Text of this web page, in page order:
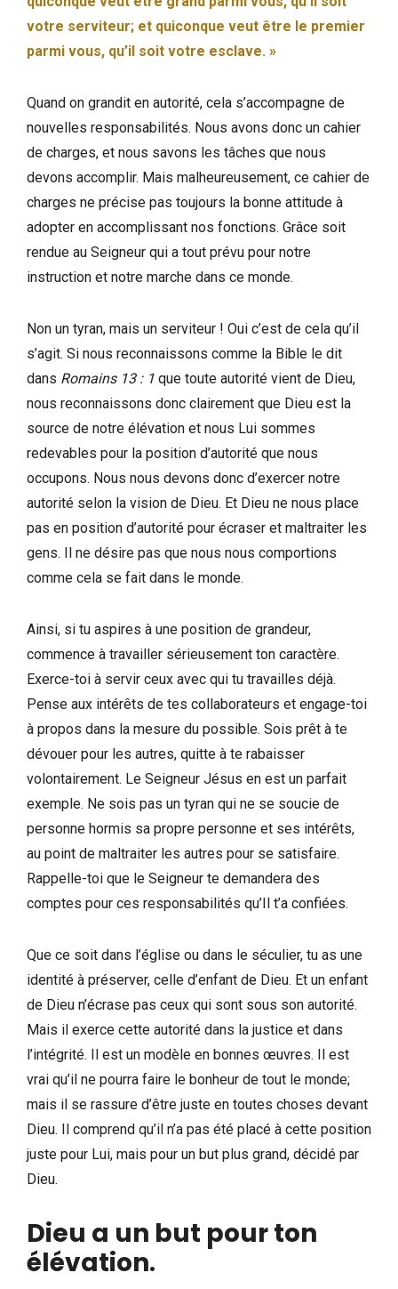
votre serviteur; et quiconque veut être le premier
parmi vous, qu’il soit votre esclave. »
Quand on grandit en autorité, cela s’accompagne de
nouvelles responsabilités. Nous avons donc un cahier
de charges, et nous savons les tâches que nous
devons accomplir. Mais malheureusement, ce cahier de
charges ne précise pas toujours la bonne attitude à
adopter en accomplissant nos fonctions. Grâce soit
rendue au Seigneur qui a tout prévu pour notre
instruction et notre marche dans ce monde.
Non un tyran, mais un serviteur ! Oui c’est de cela qu’il
s’agit. Si nous reconnaissons comme la Bible le dit
dans Romains 13 : 1 que toute autorité vient de Dieu,
nous reconnaissons donc clairement que Dieu est la
source de notre élévation et nous Lui sommes
redevables pour la position d’autorité que nous
occupons. Nous nous devons donc d’exercer notre
autorité selon la vision de Dieu. Et Dieu ne nous place
pas en position d’autorité pour écraser et maltraiter les
gens. Il ne désire pas que nous nous comportions
comme cela se fait dans le monde.
Ainsi, si tu aspires à une position de grandeur,
commence à travailler sérieusement ton caractère.
Exerce-toi à servir ceux avec qui tu travailles déjà.
Pense aux intérêts de tes collaborateurs et engage-toi
à propos dans la mesure du possible. Sois prêt à te
dévouer pour les autres, quitte à te rabaisser
volontairement. Le Seigneur Jésus en est un parfait
exemple. Ne sois pas un tyran qui ne se soucie de
personne hormis sa propre personne et ses intérêts,
au point de maltraiter les autres pour se satisfaire.
Rappelle-toi que le Seigneur te demandera des
comptes pour ces responsabilités qu’Il t’a confiées.
Que ce soit dans l’église ou dans le séculier, tu as une
identité à préserver, celle d’enfant de Dieu. Et un enfant
de Dieu n’écrase pas ceux qui sont sous son autorité.
Mais il exerce cette autorité dans la justice et dans
l’intégrité. Il est un modèle en bonnes œuvres. Il est
vrai qu’il ne pourra faire le bonheur de tout le monde;
mais il se rassure d’être juste en toutes choses devant
Dieu. Il comprend qu’il n’a pas été placé à cette position
juste pour Lui, mais pour un but plus grand, décidé par
Dieu.
Dieu a un but pour ton
élévation.